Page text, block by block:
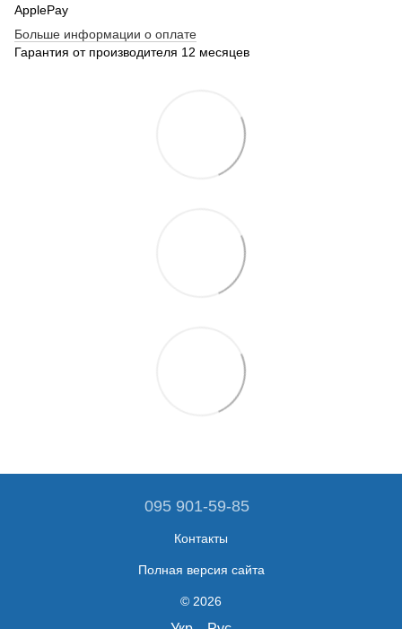
ApplePay
Больше информации о оплате
Гарантия от производителя 12 месяцев
095 901-59-85
Контакты
Полная версия сайта
© 2026